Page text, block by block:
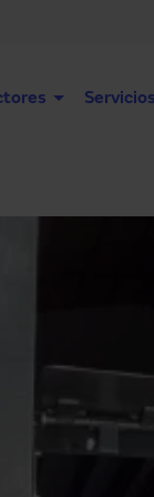
Servicios